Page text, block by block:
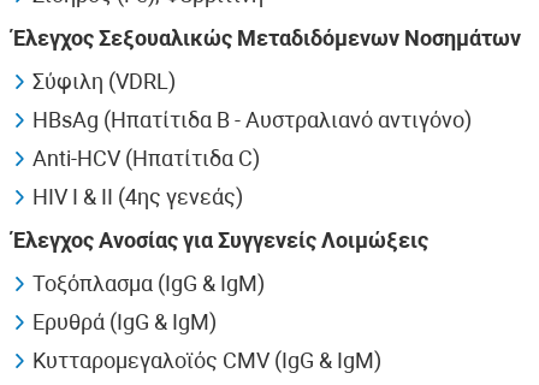
Έλεγχος Σεξουαλικώς Μεταδιδόμενων Νοσημάτων
Σύφιλη (VDRL)
HBsAg (Ηπατίτιδα Β - Αυστραλιανό αντιγόνο)
Anti-HCV (Ηπατίτιδα C)
HIV I & II (4ης γενεάς)
Έλεγχος Ανοσίας για Συγγενείς Λοιμώξεις
Τοξόπλασμα (IgG & IgM)
Ερυθρά (IgG & IgM)
Κυτταρομεγαλοϊός CMV (IgG & IgM)